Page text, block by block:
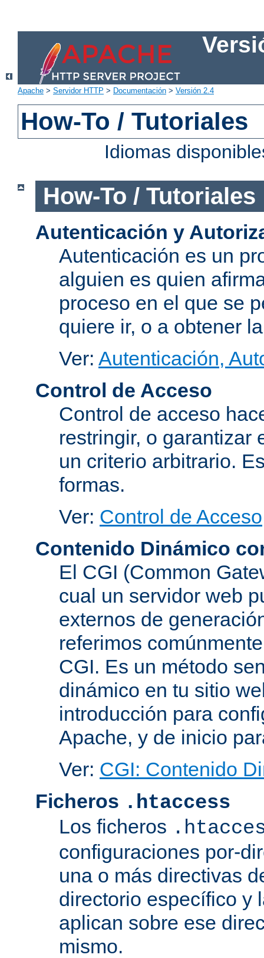
Apache > Servidor HTTP > Documentación > Versión 2.4
How-To / Tutoriales
Idiomas
How-To / Tutoriales
Autenticación y
Autenticación es un
alguien es quien
proceso en el que se
quiere ir, o a obtener
Ver: Autenticación,
Control de Acceso
Control de acceso
restringir, o garantizar
un criterio arbitrario.
formas.
Ver: Control de Acceso
Contenido Dinámico
El CGI (Common
cual un servidor web
externos de
referimos
CGI. Es un método
dinámico en tu sitio
introducción para
Apache, y de inicio
Ver: CGI: Contenido
Ficheros .htaccess
Los ficheros
configuraciones por-
una o más directivas
directorio específico y
aplican sobre ese
mismo.